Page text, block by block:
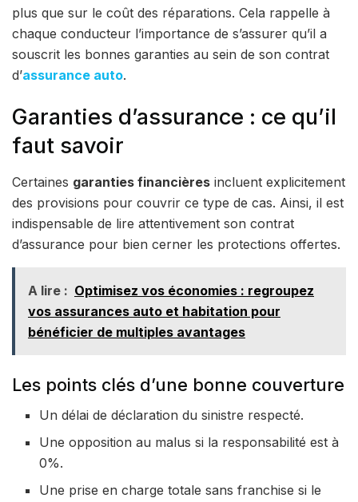
plus que sur le coût des réparations. Cela rappelle à
chaque conducteur l’importance de s’assurer qu’il a
souscrit les bonnes garanties au sein de son contrat
d’assurance auto.
Garanties d’assurance : ce qu’il
faut savoir
Certaines garanties financières incluent explicitement
des provisions pour couvrir ce type de cas. Ainsi, il est
indispensable de lire attentivement son contrat
d’assurance pour bien cerner les protections offertes.
A lire : Optimisez vos économies : regroupez
vos assurances auto et habitation pour
bénéficier de multiples avantages
Les points clés d’une bonne couverture
Un délai de déclaration du sinistre respecté.
Une opposition au malus si la responsabilité est à
0%.
Une prise en charge totale sans franchise si le